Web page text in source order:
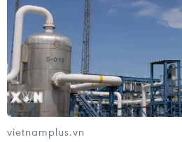
hiện trong khuôn khổ Sáng kiến
nâng cao tính an toàn cũng như
hành khách và phi hành đoàn
vietnamplus.vn